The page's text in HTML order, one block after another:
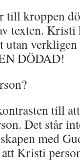
till kroppen
texten. Kristi
utan
DÖDAD!
till
Det står
med
Kristi